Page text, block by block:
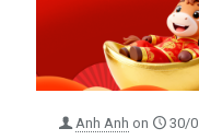
Anh Anh on 30/